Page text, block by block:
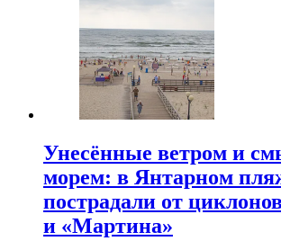
Унесённые ветром и
морем: в Янтарном
пострадали от
и «Мартина»